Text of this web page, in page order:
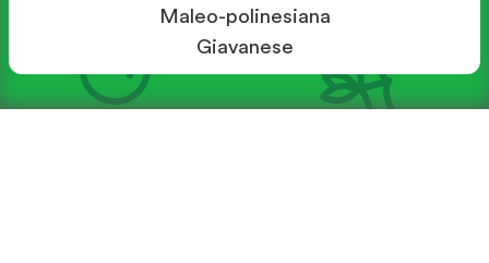
Maleo-polinesiana
Giavanese